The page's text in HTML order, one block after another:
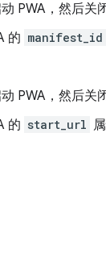
PWA，然后关
的 manifest_id
PWA，然后关
的 start_url